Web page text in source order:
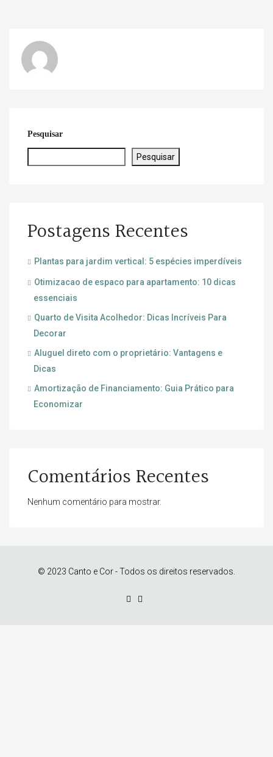
Pesquisar
Pesquisar
Postagens Recentes
Plantas para jardim vertical: 5 espécies imperdíveis
Otimizacao de espaco para apartamento: 10 dicas
essenciais
Quarto de Visita Acolhedor: Dicas Incríveis Para
Decorar
Aluguel direto com o proprietário: Vantagens e
Dicas
Amortização de Financiamento: Guia Prático para
Economizar
Comentários Recentes
Nenhum comentário para mostrar.
© 2023 Canto e Cor - Todos os direitos reservados.